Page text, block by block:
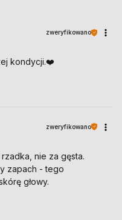
zweryfikowano
kondycji.❤️
zweryfikowano
nie za gęsta.
zapach - tego
głowy.